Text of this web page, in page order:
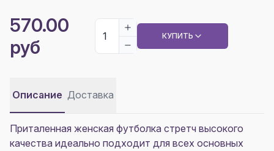
570.00
руб
КУПИТЬ
Описание Доставка
Приталенная женская футболка стретч высокого
качества идеально подходит для всех основных